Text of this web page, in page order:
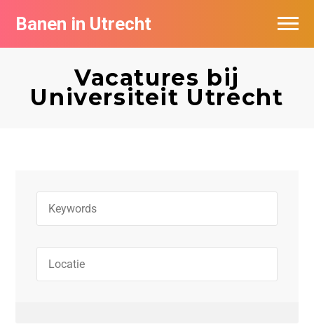
Banen in Utrecht
Vacatures bij
Universiteit Utrecht
Vacatures per bedrijf in Utrecht
De populairste vacatures in Utrecht